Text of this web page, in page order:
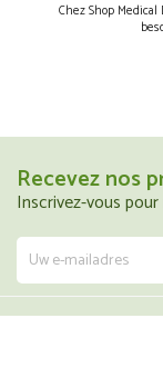
Chez Shop
Recevez nos
Inscrivez-vous